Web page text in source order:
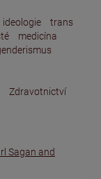
ideologie
trans
medicína
Zdravotnictví
Sagan and